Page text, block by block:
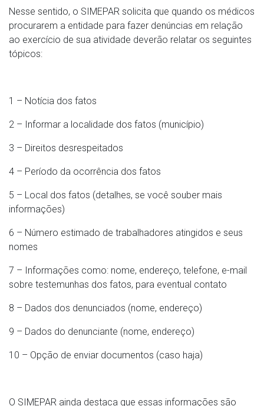
Nesse sentido, o SIMEPAR solicita que quando os médicos
procurarem a entidade para fazer denúncias em relação
ao exercício de sua atividade deverão relatar os seguintes
tópicos:
1 – Notícia dos fatos
2 – Informar a localidade dos fatos (município)
3 – Direitos desrespeitados
4 – Período da ocorrência dos fatos
5 – Local dos fatos (detalhes, se você souber mais
informações)
6 – Número estimado de trabalhadores atingidos e seus
nomes
7 – Informações como: nome, endereço, telefone, e-mail
sobre testemunhas dos fatos, para eventual contato
8 – Dados dos denunciados (nome, endereço)
9 – Dados do denunciante (nome, endereço)
10 – Opção de enviar documentos (caso haja)
O SIMEPAR ainda destaca que essas informações são